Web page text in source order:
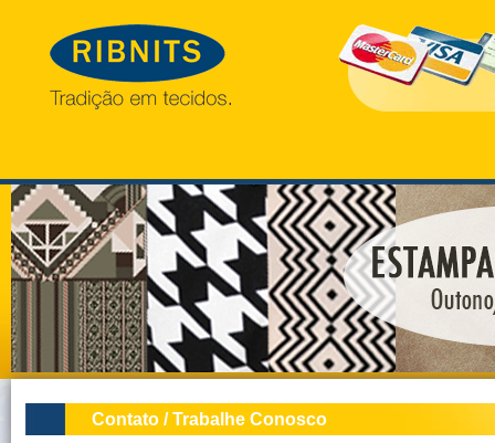
Contato / Trabalhe Conosco